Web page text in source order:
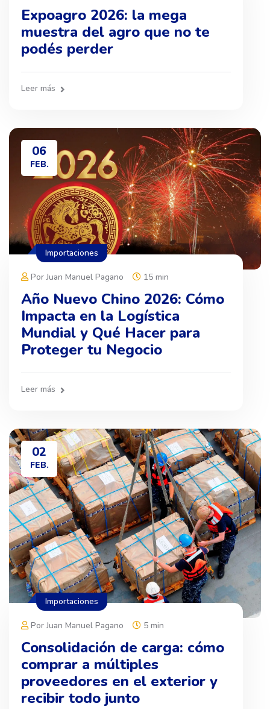
Expoagro 2026: la mega
muestra del agro que no te
podés perder
Leer más
06
FEB.
Por Juan Manuel Pagano 15 min
Año Nuevo Chino 2026: Cómo
Impacta en la Logística
Mundial y Qué Hacer para
Proteger tu Negocio
Leer más
Importaciones
02
FEB.
Por Juan Manuel Pagano 5 min
Consolidación de carga: cómo
comprar a múltiples
proveedores en el exterior y
recibir todo junto
Importaciones